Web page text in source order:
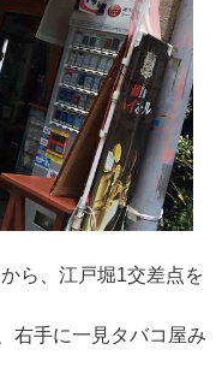
ら、江戸堀1交差点を
右手に一見タバコ屋み